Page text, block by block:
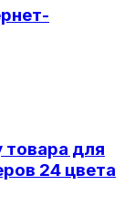
для
24 цвета